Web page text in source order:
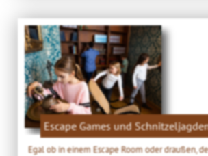
Escape Games und
Egal ob in einem Escape Room oder draußen,